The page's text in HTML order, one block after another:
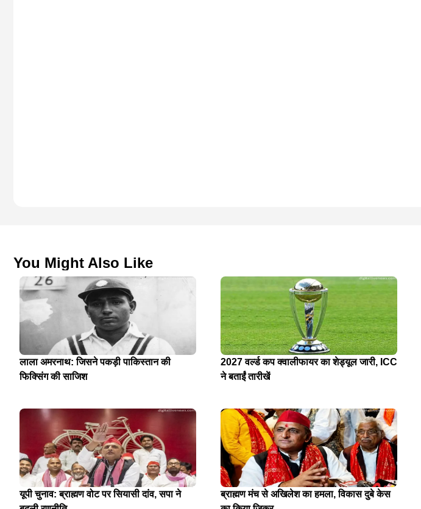
You Might Also Like
लाला अमरनाथ: जिसने पकड़ी पाकिस्तान की
फिक्सिंग की साजिश
2027 वर्ल्ड कप क्वालीफायर का शेड्यूल जारी, ICC
ने बताईं तारीखें
यूपी चुनाव: ब्राह्मण वोट पर सियासी दांव, सपा ने
ब्राह्मण मंच से अखिलेश का हमला, विकास दुबे केस